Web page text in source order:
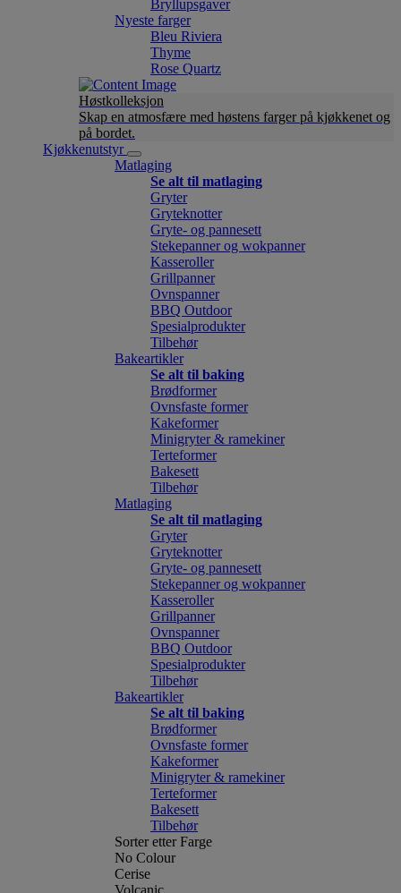
Bryllupsgaver
Nyeste farger
Bleu Riviera
Thyme
Rose Quartz
Høstkolleksjon
Skap en atmosfære med høstens farger på kjøkkenet og
på bordet.
Kjøkkenutstyr
Matlaging
Se alt til matlaging
Gryter
Gryteknotter
Gryte- og pannesett
Stekepanner og wokpanner
Kasseroller
Grillpanner
Ovnspanner
BBQ Outdoor
Spesialprodukter
Tilbehør
Bakeartikler
Se alt til baking
Brødformer
Ovnsfaste former
Kakeformer
Minigryter & ramekiner
Terteformer
Bakesett
Tilbehør
Matlaging
Se alt til matlaging
Gryter
Gryteknotter
Gryte- og pannesett
Stekepanner og wokpanner
Kasseroller
Grillpanner
Ovnspanner
BBQ Outdoor
Spesialprodukter
Tilbehør
Bakeartikler
Se alt til baking
Brødformer
Ovnsfaste former
Kakeformer
Minigryter & ramekiner
Terteformer
Bakesett
Tilbehør
Sorter etter Farge
No Colour
Cerise
Volcanic